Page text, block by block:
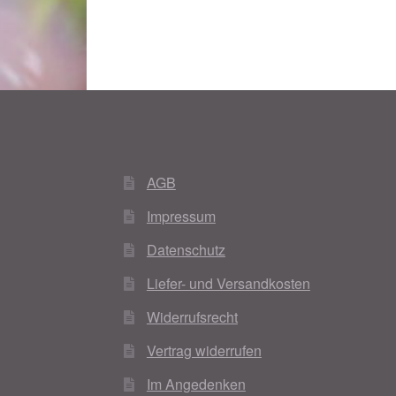
AGB
Impressum
Datenschutz
Liefer- und Versandkosten
Widerrufsrecht
Vertrag widerrufen
Im Angedenken